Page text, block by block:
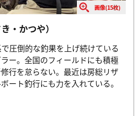
画像(15枚)
・かつや）
圧倒的な釣果を上げ続けている
ー。全国のフィールドにも積極
行を怠らない。最近は房総リザ
ート釣行にも力を入れている。